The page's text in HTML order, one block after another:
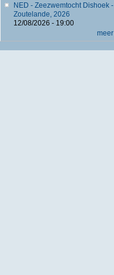
NED - Zeezwemtocht Dishoek -
Zoutelande, 2026
12/08/2026 - 19:00
meer